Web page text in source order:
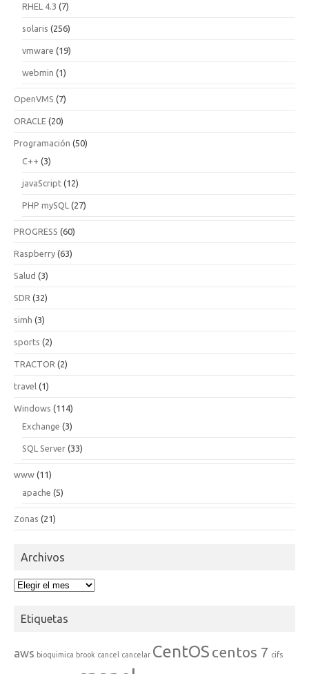
RHEL 4.3 (7)
solaris (256)
vmware (19)
webmin (1)
OpenVMS (7)
ORACLE (20)
Programación (50)
C++ (3)
javaScript (12)
PHP mySQL (27)
PROGRESS (60)
Raspberry (63)
Salud (3)
SDR (32)
simh (3)
sports (2)
TRACTOR (2)
travel (1)
Windows (114)
Exchange (3)
SQL Server (33)
www (11)
apache (5)
Zonas (21)
Archivos
Archivos
Etiquetas
aws bioquimica brook cancel cancelar CentOS centos 7 cifs